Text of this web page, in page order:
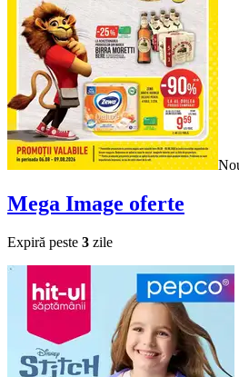
Mega Image oferte
Expiră peste 3 zile